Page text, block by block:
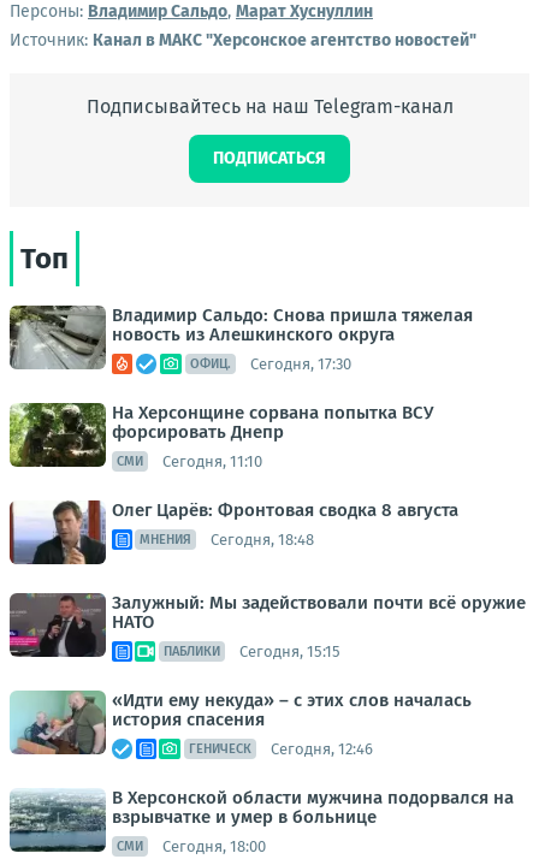
Персоны: Владимир Сальдо, Марат Хуснуллин
Источник: Канал в МАКС "Херсонское агентство новостей"
Подписывайтесь на наш Telegram-канал
ПОДПИСАТЬСЯ
Топ
Владимир Сальдо: Снова пришла тяжелая
новость из Алешкинского округа
ОФИЦ. Сегодня, 17:30
На Херсонщине сорвана попытка ВСУ
форсировать Днепр
СМИ Сегодня, 11:10
Олег Царёв: Фронтовая сводка 8 августа
МНЕНИЯ Сегодня, 18:48
Залужный: Мы задействовали почти всё оружие
НАТО
ПАБЛИКИ Сегодня, 15:15
«Идти ему некуда» – с этих слов началась
история спасения
ГЕНИЧЕСК Сегодня, 12:46
В Херсонской области мужчина подорвался на
взрывчатке и умер в больнице
СМИ Сегодня, 18:00